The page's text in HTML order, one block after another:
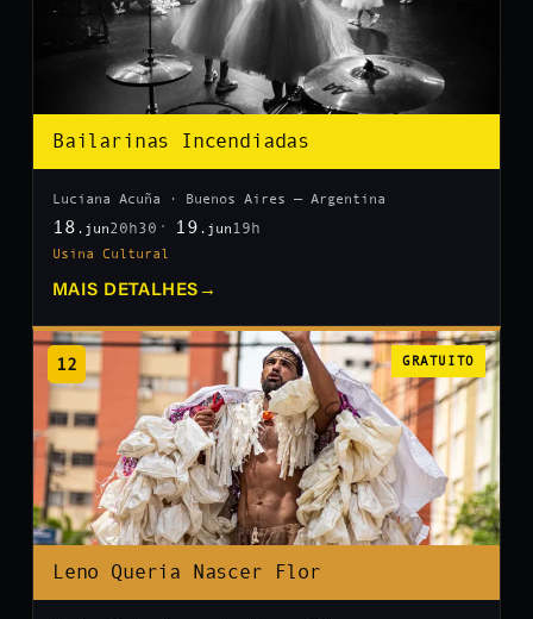
Bailarinas Incendiadas
Luciana Acuña · Buenos Aires — Argentina
18 .jun20h30 19 .jun 19h
Usina Cultural
MAIS DETALHES →
12 GRATUITO
Leno Queria Nascer Flor